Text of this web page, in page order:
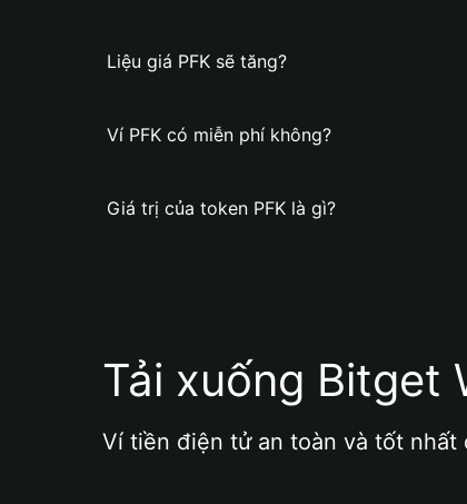
Liệu giá PFK sẽ tăng?
Ví PFK có miễn phí không?
Giá trị của token PFK là gì?
Tải xuống Bitget
Ví tiền điện tử an toàn và tốt